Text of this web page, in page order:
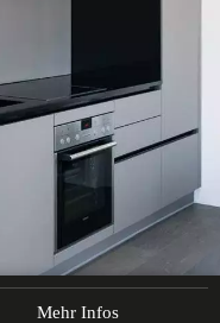
Mehr Infos